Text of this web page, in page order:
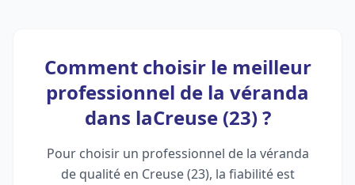
Comment choisir le meilleur
professionnel de la véranda
dans laCreuse (23) ?
Pour choisir un professionnel de la véranda
de qualité en Creuse (23), la fiabilité est